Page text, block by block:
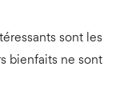
sont les
bienfaits ne sont